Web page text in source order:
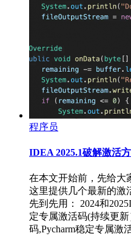
程序员
IDEA 2025.1破解激活
在本文开始前，先给大
这里提供几个最新的激
先到先用： 2024和
定专属激活码(持续更新
码,Pycharm稳定专属激